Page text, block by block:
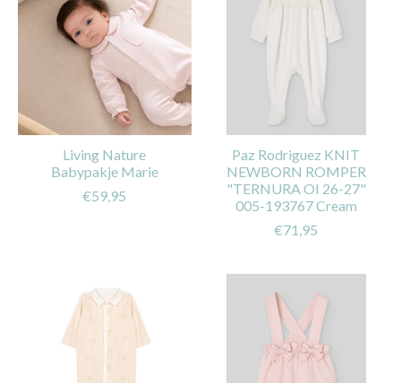
Living Nature
Babypakje Marie
€59,95
Paz Rodriguez KNIT
NEWBORN ROMPER
"TERNURA OI 26-27"
005-193767 Cream
€71,95